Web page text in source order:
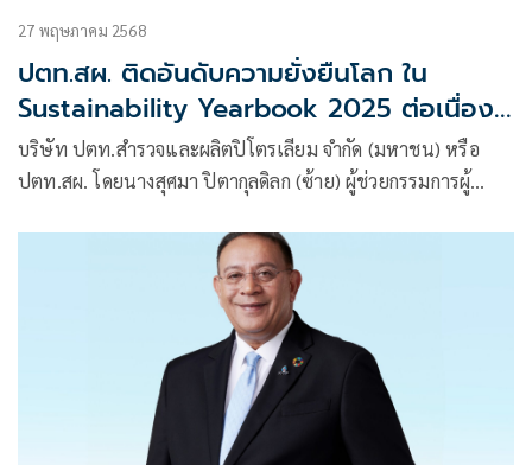
27 พฤษภาคม 2568
ปตท.สผ. ติดอันดับความยั่งยืนโลก ใน
Sustainability Yearbook 2025 ต่อเนื่อง
เป็นปีที่ 12
บริษัท ปตท.สำรวจและผลิตปิโตรเลียม จำกัด (มหาชน) หรือ
ปตท.สผ. โดยนางสุศมา ปิตากุลดิลก (ซ้าย) ผู้ช่วยกรรมการผู้